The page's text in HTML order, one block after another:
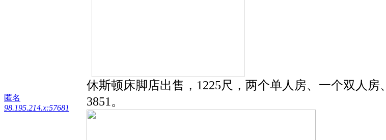
匿名
98.195.214.x:57681
休斯顿床脚店出售，1225尺，两个单人房、一个双人
3851。